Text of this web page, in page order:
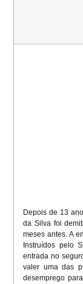
Depois de 13
da Silva foi
meses antes. A
Instruídos pelo
entrada no
valer uma das
desemprego